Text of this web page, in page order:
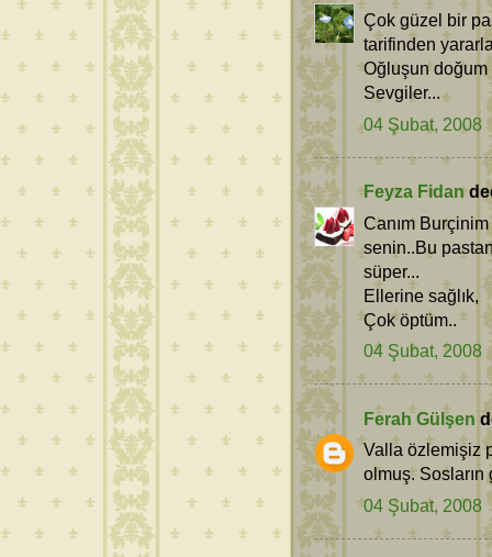
Çok güzel bir
tarifinden
Oğluşun doğum
Sevgiler...
04 Şubat, 2008
Feyza Fidan
Canım
senin..Bu
süper...
Ellerine sağlık,
Çok öptüm..
04 Şubat, 2008
Ferah Gülşen
Valla özlemişiz
olmuş. Sosların
04 Şubat, 2008